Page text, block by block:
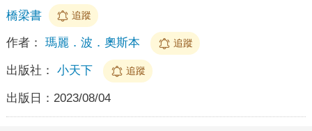
橋梁書
追蹤
作者： 瑪麗．波．奧斯本 追蹤
出版社： 小天下 追蹤
出版日： 2023/08/04